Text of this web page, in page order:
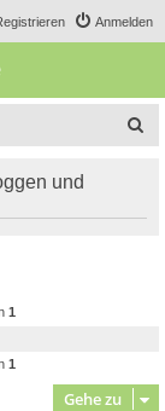
Anmelden
und
1
1
Gehe zu